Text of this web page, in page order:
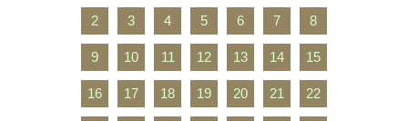
2 3 4 5 6 7 8
9 10 11 12 13 14 15
16 17 18 19 20 21 22